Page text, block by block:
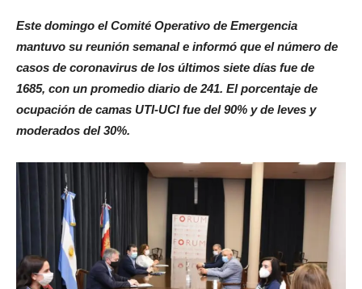
Este domingo el Comité Operativo de Emergencia
mantuvo su reunión semanal e informó que el número de
casos de coronavirus de los últimos siete días fue de
1685, con un promedio diario de 241. El porcentaje de
ocupación de camas UTI-UCI fue del 90% y de leves y
moderados del 30%.